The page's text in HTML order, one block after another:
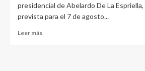
presidencial de Abelardo De La Espriella,
prevista para el 7 de agosto...
Leer más